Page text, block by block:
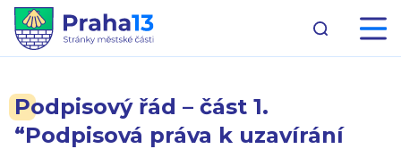
Podpisový řád – část 1.
“Podpisová práva k uzavírání